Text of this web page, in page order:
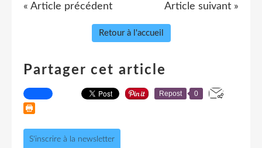
« Article précédent Article suivant »
Retour à l'accueil
Partager cet article
Repost 0
S'inscrire à la newsletter